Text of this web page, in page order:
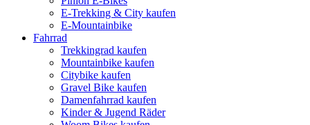
E-Trekking & City kaufen
E-Mountainbike
Fahrrad
Trekkingrad kaufen
Mountainbike kaufen
Citybike kaufen
Gravel Bike kaufen
Damenfahrrad kaufen
Kinder & Jugend Räder